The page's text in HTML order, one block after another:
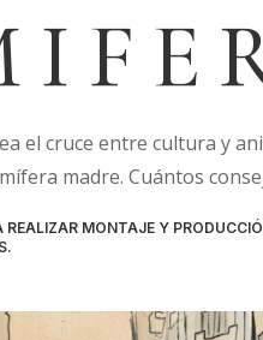
el cruce entre cultura y
madre. Cuántos
REALIZAR MONTAJE Y